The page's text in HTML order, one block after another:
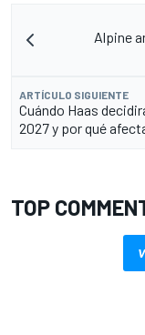
Alpine
ARTÍCULO SIGUIENTE
Cuándo Haas
2027 y por qué
TOP